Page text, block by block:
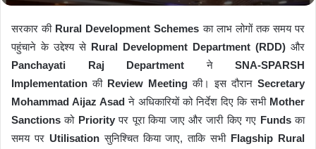
सरकार की Rural Development Schemes का लाभ लोगों तक समय पर
पहुंचाने के उद्देश्य से Rural Development Department (RDD) और
Panchayati Raj Department ने SNA-SPARSH
Implementation की Review Meeting की। इस दौरान Secretary
Mohammad Aijaz Asad ने अधिकारियों को निर्देश दिए कि सभी Mother
Sanctions को Priorityपर पूरा किया जाए और जारी किए गए Fundsका
समय पर Utilisationसुनिश्चित किया जाए, ताकि सभी Flagship Rural